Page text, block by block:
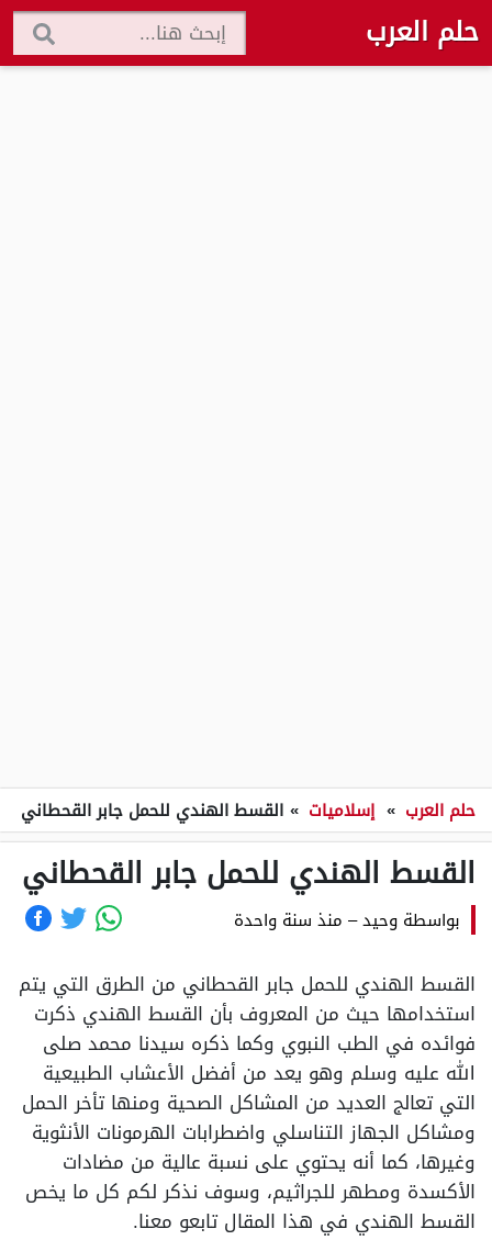
حلم العرب
حلم العرب » إسلاميات » القسط الهندي للحمل جابر القحطاني
القسط الهندي للحمل جابر القحطاني
بواسطة وحيد– منذ سنة واحدة
القسط الهندي للحمل جابر القحطاني من الطرق التي يتم
استخدامها حيث من المعروف بأن القسط الهندي ذكرت
فوائده في الطب النبوي وكما ذكره سيدنا محمد صلى
الله عليه وسلم وهو يعد من أفضل الأعشاب الطبيعية
التي تعالج العديد من المشاكل الصحية ومنها تأخر الحمل
ومشاكل الجهاز التناسلي واضطرابات الهرمونات الأنثوية
وغيرها، كما أنه يحتوي على نسبة عالية من مضادات
الأكسدة ومطهر للجراثيم، وسوف نذكر لكم كل ما يخص
القسط الهندي في هذا المقال تابعو معنا.